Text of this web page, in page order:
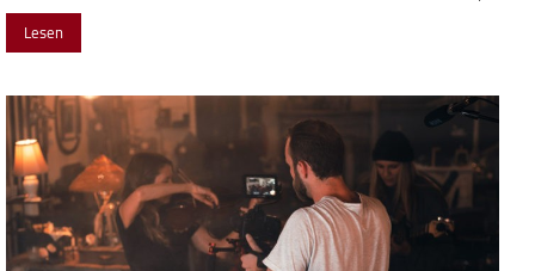
Lesen